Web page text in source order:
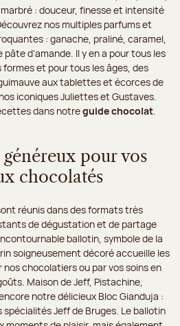
: douceur, finesse et intensité
nos multiples parfums et
: ganache, praliné, caramel,
d’amande. Il y en a pour tous les
et pour tous les âges, des
aux tablettes et écorces de
iconiques Juliettes et Gustaves.
dans notreguide chocolat
pour vos
chocolatés
réunis dans des formats très
de dégustation et de partage
ballotin, symbole de la
soigneusement décoré accueille les
chocolatiers ou par vos soins en
Maison de Jeff, Pistachine,
notre délicieux Bloc Gianduja :
spécialités Jeff de Bruges. Le ballotin